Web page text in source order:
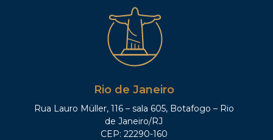
Rio de Janeiro
Rua Lauro Müller, 116 – sala 605, Botafogo – Rio
de Janeiro/RJ
CEP: 22290-160